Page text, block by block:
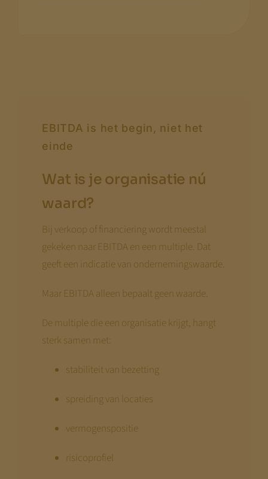
EBITDA is het begin, niet het
einde
Wat is je organisatie nú
waard?
Bij verkoop of financiering wordt meestal
gekeken naar EBITDA en een multiple. Dat
geeft een indicatie van ondernemingswaarde.
Maar EBITDA alleen bepaalt geen waarde.
De multiple die een organisatie krijgt, hangt
sterk samen met:
stabiliteit van bezetting
spreiding van locaties
vermogenspositie
risicoprofiel